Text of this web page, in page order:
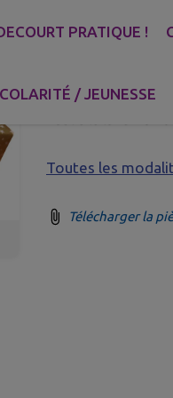
PRATIQUE !
/ JEUNESSE
ET DU
Toutes les
Télécharger la